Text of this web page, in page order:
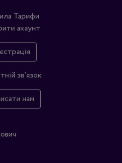
Тарифи
акаунт
зв'язок
нам